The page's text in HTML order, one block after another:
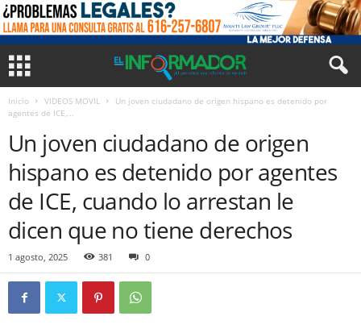
Inicio VIDEOS MOVIL
Un joven ciudadano de origen hispano es detenido por
agentes de ICE,...
Un joven ciudadano de origen
hispano es detenido por agentes
de ICE, cuando lo arrestan le
dicen que no tiene derechos
1 agosto, 2025 381 0